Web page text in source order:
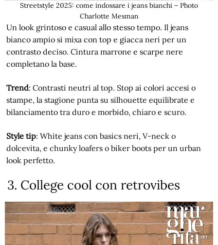
Streetstyle 2025: come indossare i jeans bianchi – Photo
Charlotte Mesman
Un look grintoso e casual allo stesso tempo. Il jeans
bianco ampio si mixa con top e giacca neri per un
contrasto deciso. Cintura marrone e scarpe nere
completano la base.
Trend: Contrasti neutri al top. Stop ai colori accesi o
stampe, la stagione punta su silhouette equilibrate e
bilanciamento tra duro e morbido, chiaro e scuro.
Style tip: White jeans con basics neri, V-neck o
dolcevita, e chunky loafers o biker boots per un urban
look perfetto.
3. College cool con retrovibes